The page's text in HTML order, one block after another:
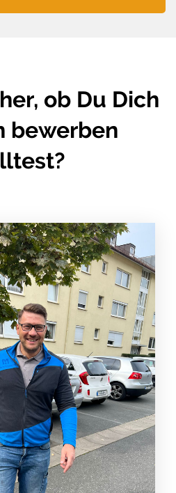
ob Du Dich
bewerben